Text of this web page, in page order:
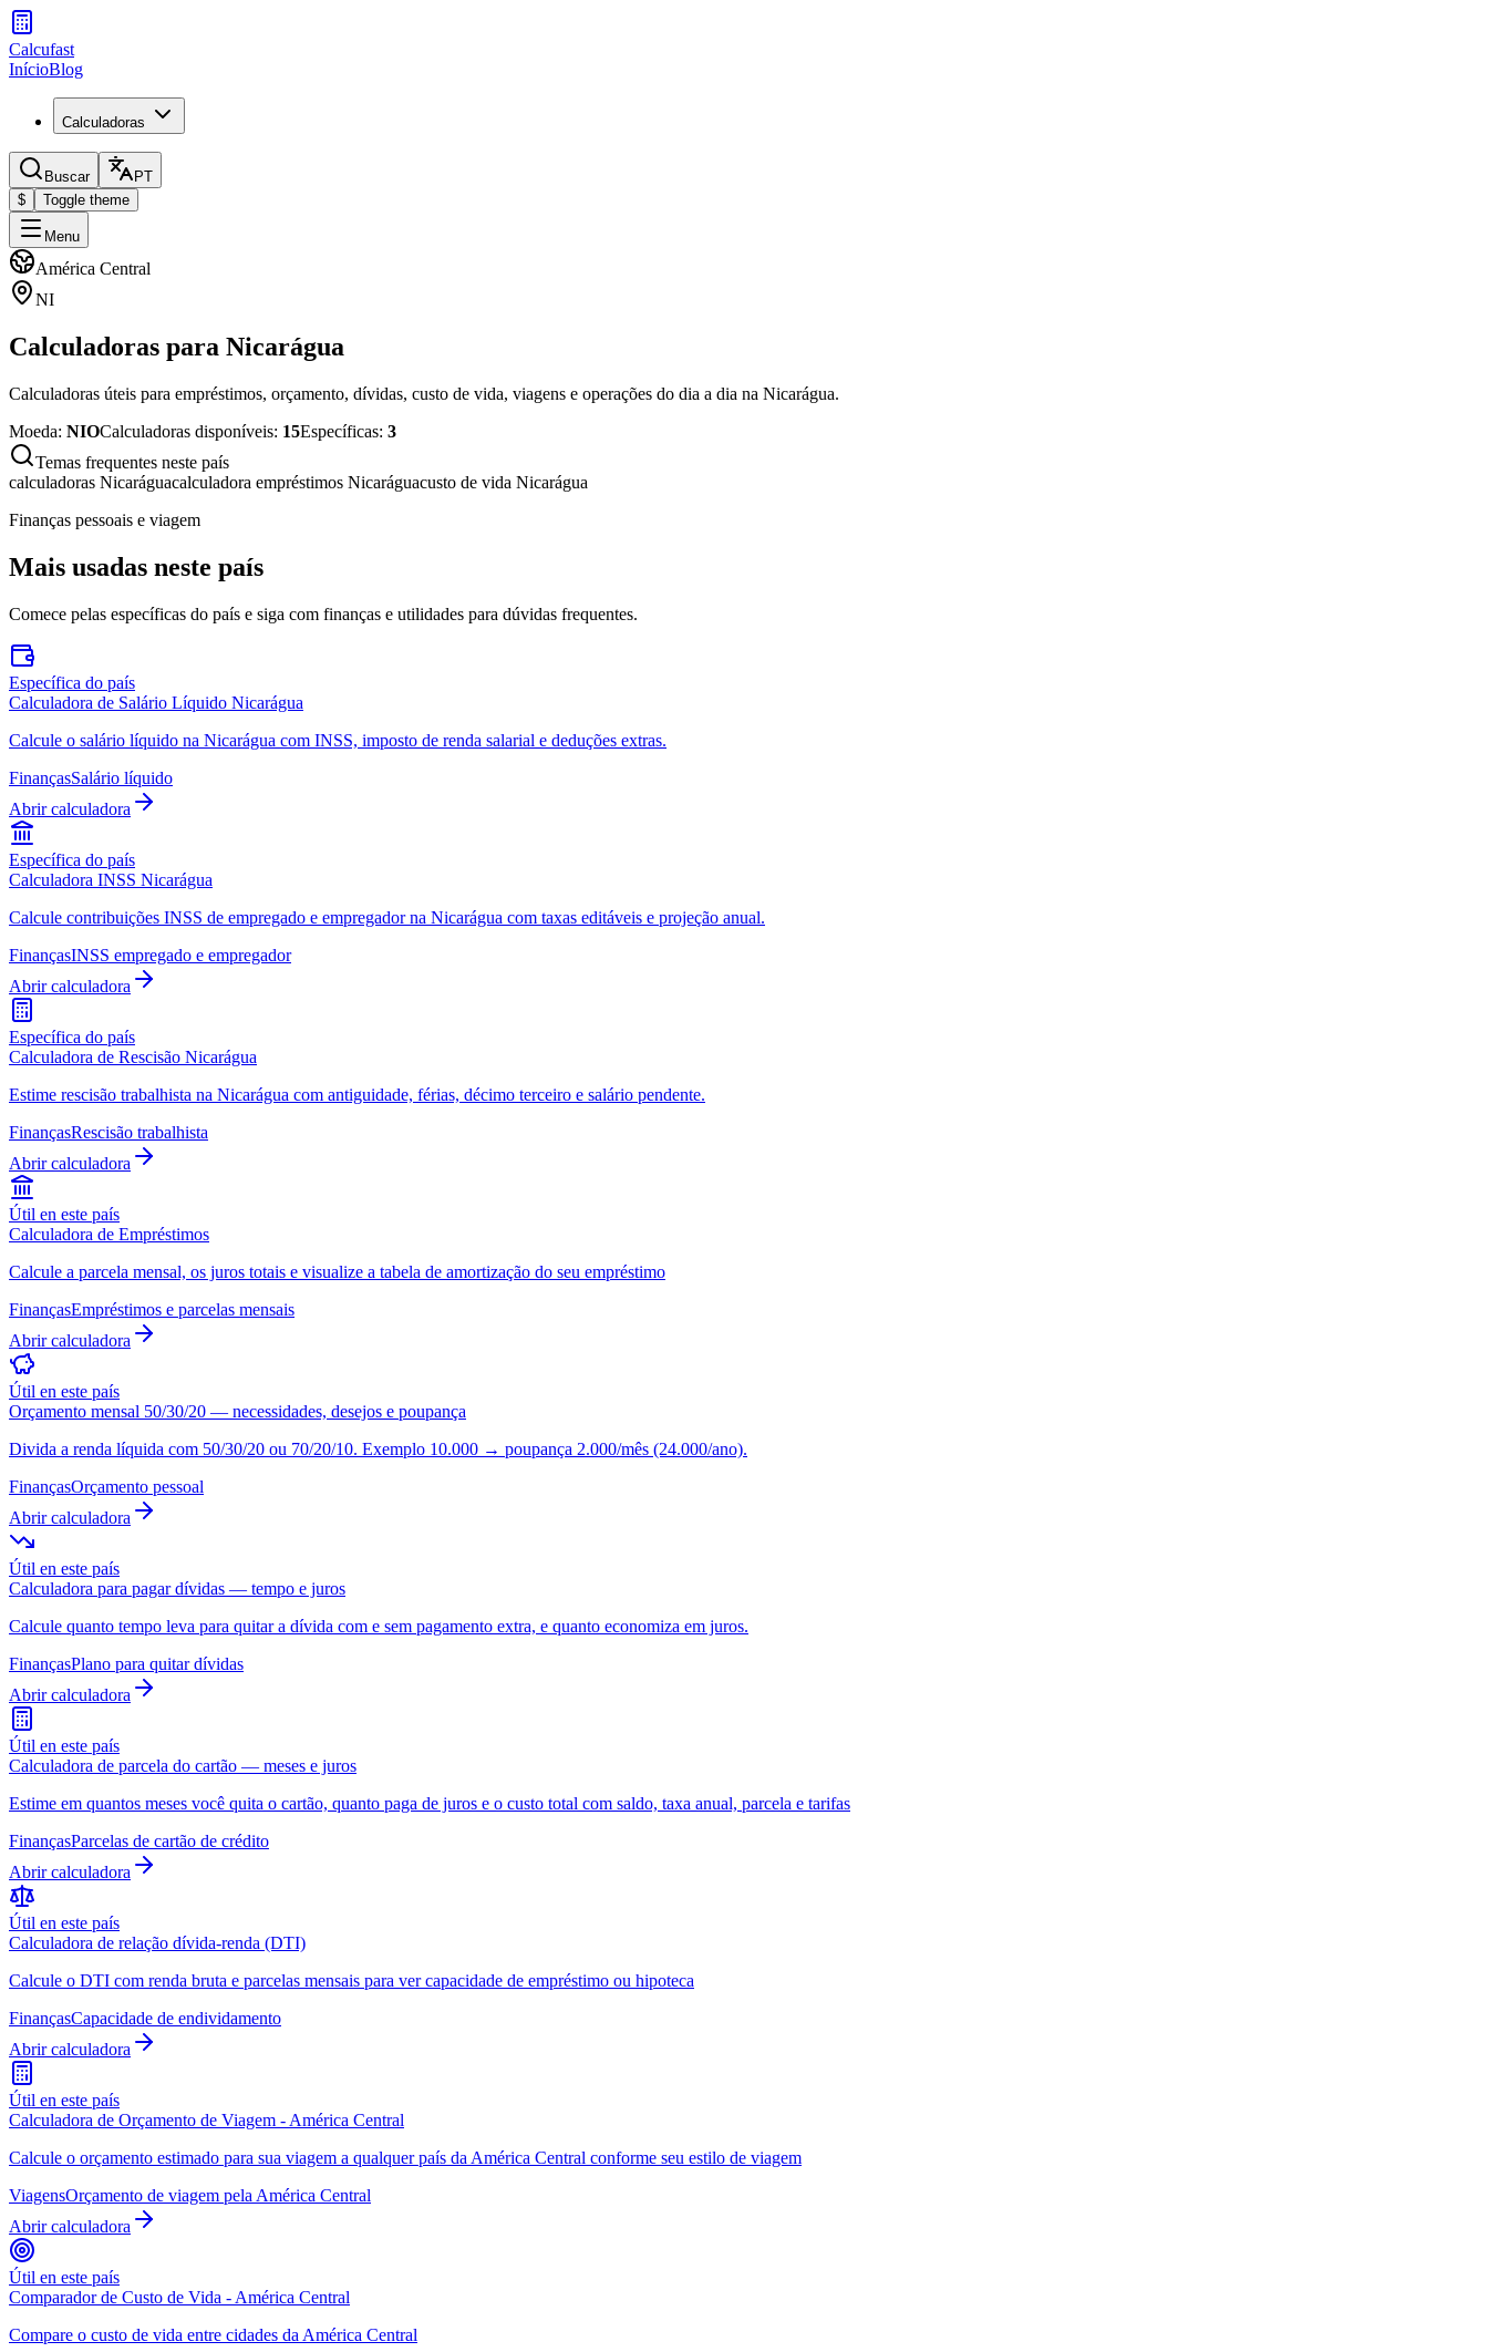
Calcufast
InícioBlog
Calculadoras
Buscar
PT
$
Toggle theme
Menu
América Central
NI
Calculadoras para Nicarágua
Calculadoras úteis para empréstimos, orçamento, dívidas, custo de vida, viagens e operações do dia a dia na Nicarágua.
Moeda: NIOCalculadoras disponíveis: 15Específicas: 3
Temas frequentes neste país
calculadoras Nicaráguacalculadora empréstimos Nicaráguacusto de vida Nicarágua
Finanças pessoais e viagem
Mais usadas neste país
Comece pelas específicas do país e siga com finanças e utilidades para dúvidas frequentes.
Específica do país
Calculadora de Salário Líquido Nicarágua
Calcule o salário líquido na Nicarágua com INSS, imposto de renda salarial e deduções extras.
FinançasSalário líquido
Abrir calculadora
Específica do país
Calculadora INSS Nicarágua
Calcule contribuições INSS de empregado e empregador na Nicarágua com taxas editáveis e projeção anual.
FinançasINSS empregado e empregador
Abrir calculadora
Específica do país
Calculadora de Rescisão Nicarágua
Estime rescisão trabalhista na Nicarágua com antiguidade, férias, décimo terceiro e salário pendente.
FinançasRescisão trabalhista
Abrir calculadora
Útil en este país
Calculadora de Empréstimos
Calcule a parcela mensal, os juros totais e visualize a tabela de amortização do seu empréstimo
FinançasEmpréstimos e parcelas mensais
Abrir calculadora
Útil en este país
Orçamento mensal 50/30/20 — necessidades, desejos e poupança
Divida a renda líquida com 50/30/20 ou 70/20/10. Exemplo 10.000 → poupança 2.000/mês (24.000/ano).
FinançasOrçamento pessoal
Abrir calculadora
Útil en este país
Calculadora para pagar dívidas — tempo e juros
Calcule quanto tempo leva para quitar a dívida com e sem pagamento extra, e quanto economiza em juros.
FinançasPlano para quitar dívidas
Abrir calculadora
Útil en este país
Calculadora de parcela do cartão — meses e juros
Estime em quantos meses você quita o cartão, quanto paga de juros e o custo total com saldo, taxa anual, parcela e tarifas
FinançasParcelas de cartão de crédito
Abrir calculadora
Útil en este país
Calculadora de relação dívida-renda (DTI)
Calcule o DTI com renda bruta e parcelas mensais para ver capacidade de empréstimo ou hipoteca
FinançasCapacidade de endividamento
Abrir calculadora
Útil en este país
Calculadora de Orçamento de Viagem - América Central
Calcule o orçamento estimado para sua viagem a qualquer país da América Central conforme seu estilo de viagem
ViagensOrçamento de viagem pela América Central
Abrir calculadora
Útil en este país
Comparador de Custo de Vida - América Central
Compare o custo de vida entre cidades da América Central